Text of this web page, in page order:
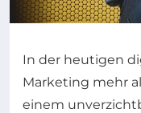
In der heutigen
Marketing mehr
einem